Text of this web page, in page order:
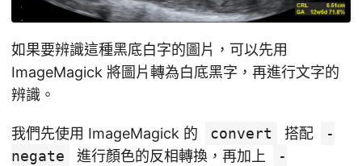
如果要辨識這種黑底白字的圖片，可以先用
ImageMagick 將圖片轉為白底黑字，再進行文字的
辨識。
我們先使用 ImageMagick 的 convert 搭配
-
negate
進行顏色的反相轉換，再加上
-